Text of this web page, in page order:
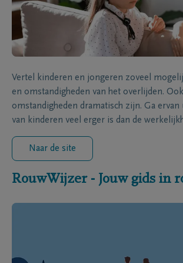
Vertel kinderen en jongeren zoveel
en omstandigheden van het overlijden.
omstandigheden dramatisch zijn. Ga ervan
van kinderen veel erger is dan de
Naar de site
RouwWijzer - Jouw gids in